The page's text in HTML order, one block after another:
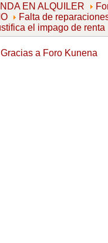
EN ALQUILER
Falta de
el impago de renta
Gracias a Foro Kunena